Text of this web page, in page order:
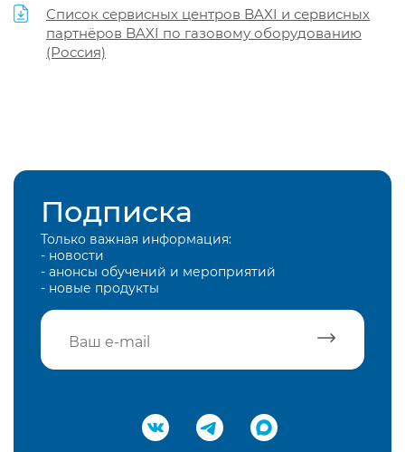
Список сервисных центров BAXI и сервисных
партнёров BAXI по газовому оборудованию
(Россия)
Подписка
Только важная информация:
- новости
- анонсы обучений и мероприятий
- новые продукты